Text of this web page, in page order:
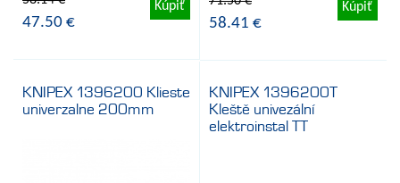
47.50 €
Kúpiť
58.41 €
Kúpiť
KNIPEX 1396200 Klieste
univerzalne 200mm
KNIPEX 1396200T
Kleště univezální
elektroinstal TT